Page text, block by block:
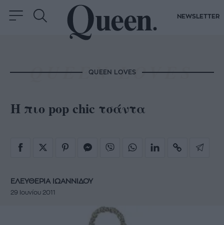
NEWSLETTER
QUEEN LOVES
Η πιο pop chic τσάντα
ΕΛΕΥΘΕΡΙΑ ΙΩΑΝΝΙΔΟΥ
29 Ιουνίου 2011